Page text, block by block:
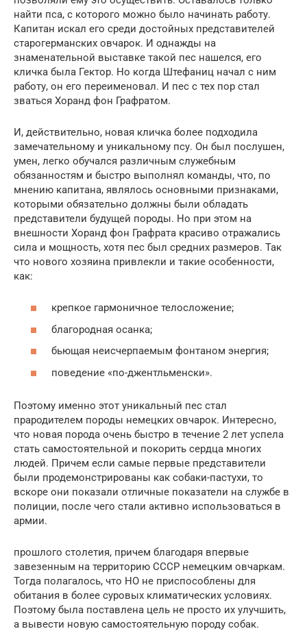
найти пса, с которого можно было начинать работу.
Капитан искал его среди достойных представителей
старогерманских овчарок. И однажды на
знаменательной выставке такой пес нашелся, его
кличка была Гектор. Но когда Штефаниц начал с ним
работу, он его переименовал. И пес с тех пор стал
зваться Хоранд фон Графратом.
И, действительно, новая кличка более подходила
замечательному и уникальному псу. Он был послушен,
умен, легко обучался различным служебным
обязанностям и быстро выполнял команды, что, по
мнению капитана, являлось основными признаками,
которыми обязательно должны были обладать
представители будущей породы. Но при этом на
внешности Хоранд фон Графрата красиво отражались
сила и мощность, хотя пес был средних размеров. Так
что нового хозяина привлекли и такие особенности,
как:
крепкое гармоничное телосложение;
благородная осанка;
бьющая неисчерпаемым фонтаном энергия;
поведение «по-джентльменски».
Поэтому именно этот уникальный пес стал
прародителем породы немецких овчарок. Интересно,
что новая порода очень быстро в течение 2 лет успела
стать самостоятельной и покорить сердца многих
людей. Причем если самые первые представители
были продемонстрированы как собаки-пастухи, то
вскоре они показали отличные показатели на службе в
полиции, после чего стали активно использоваться в
армии.
прошлого столетия, причем благодаря впервые
завезенным на территорию СССР немецким овчаркам.
Тогда полагалось, что НО не приспособлены для
обитания в более суровых климатических условиях.
Поэтому была поставлена цель не просто их улучшить,
а вывести новую самостоятельную породу собак.